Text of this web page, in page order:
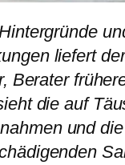
liefert
Berater
die auf
und